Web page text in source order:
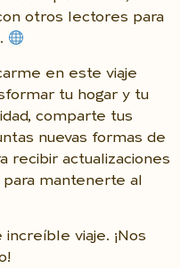
otros lectores para
en este viaje
tu hogar y tu
comparte tus
nuevas formas de
recibir actualizaciones
mantenerte al
viaje. ¡Nos